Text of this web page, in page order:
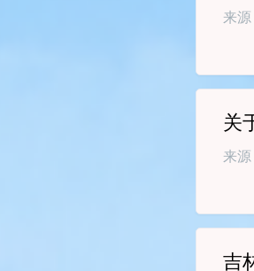
来
关
批
来
吉